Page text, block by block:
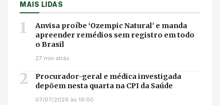
MAIS LIDAS
1
Anvisa proíbe ‘Ozempic Natural’ e manda
apreender remédios sem registro em todo
o Brasil
27 min atrás
2
Procurador-geral e médica investigada
depõem nesta quarta na CPI da Saúde
07/07/2026 às 19:00